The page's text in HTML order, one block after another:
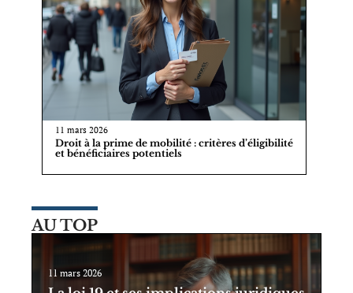
11 mars 2026
Droit à la prime de mobilité : critères d’éligibilité
et bénéficiaires potentiels
AU TOP
11 mars 2026